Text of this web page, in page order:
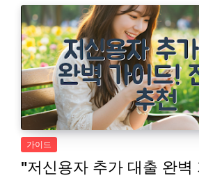
가이드
"저신용자 추가 대출 완벽